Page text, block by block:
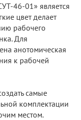
46-01» является
цвет делает
рабочего
Для
анотомическая
к рабочей
самые
комплектации
местом.